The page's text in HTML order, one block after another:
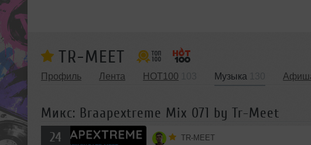
TR-MEET
Профиль Лента HOT100 Музыка
Микс: Braapextreme Mix 071 by Tr-Meet
24 TR-MEET